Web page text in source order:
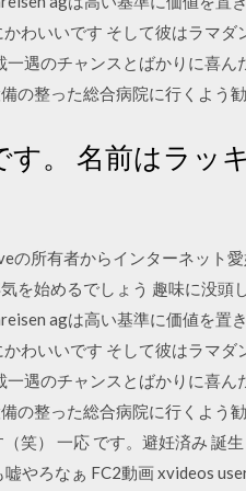
わいいです そして彼はラマ
遇のチャンスとばかりに喜
の整った総合病院に行くよう
。 名前はラッ
所有者からインターネット
を始めるでしょう 趣味に没頭
agは高い基準に価値を置
わいいです そして彼はラマ
遇のチャンスとばかりに喜
の整った総合病院に行くよう
笑） 一応 です。避妊済み 誕
やろなぁ FC2動画 xvideos